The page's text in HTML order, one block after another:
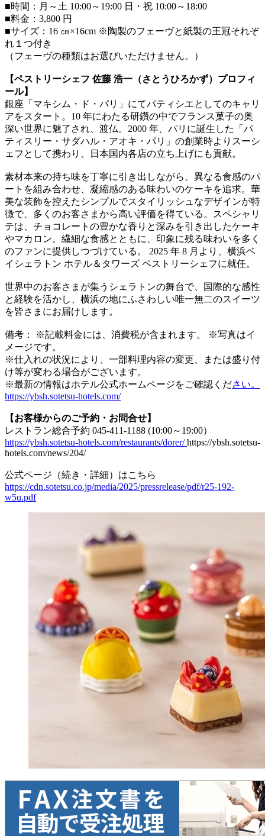
■時間：月～土 10:00～19:00 日・祝 10:00～18:00
■料金：3,800 円
■サイズ：16 ㎝×16cm ※陶製のフェーヴと紙製の王冠それぞ
れ１つ付き
（フェーヴの種類はお選びいただけません。）
【ペストリーシェフ 佐藤 浩一（さとうひろかず）プロフィ
ール】
銀座「マキシム・ド・パリ」にてパティシエとしてのキャリ
アをスタート。10 年にわたる研鑽の中でフランス菓子の奥
深い世界に魅了され、渡仏。2000 年、パリに誕生した「パ
ティスリー・サダハル・アオキ・パリ」の創業時よりスーシ
ェフとして携わり、日本国内各店の立ち上げにも貢献。
素材本来の持ち味を丁寧に引き出しながら、異なる食感のパ
ートを組み合わせ、凝縮感のある味わいのケーキを追求。華
美な装飾を控えたシンプルでスタイリッシュなデザインが特
徴で、多くのお客さまから高い評価を得ている。スペシャリ
テは、チョコレートの豊かな香りと深みを引き出したケーキ
やマカロン。繊細な食感とともに、印象に残る味わいを多く
のファンに提供しつづけている。 2025 年 8 月より、横浜ベ
イシェラトン ホテル＆タワーズ ペストリーシェフに就任。
世界中のお客さまが集うシェラトンの舞台で、国際的な感性
と経験を活かし、横浜の地にふさわしい唯一無二のスイーツ
を皆さまにお届けします。
備考： ※記載料金には、消費税が含まれます。 ※写真はイ
メージです。
※仕入れの状況により、一部料理内容の変更、または盛り付
け等が変わる場合がございます。
※最新の情報はホテル公式ホームページをご確認ください。
https://ybsh.sotetsu-hotels.com/
【お客様からのご予約・お問合せ】
レストラン総合予約 045-411-1188 (10:00～19:00）
https://ybsh.sotetsu-hotels.com/restaurants/dorer/https://ybsh.sotetsu-
hotels.com/news/204/
公式ページ（続き・詳細）はこちら
https://cdn.sotetsu.co.jp/media/2025/pressrelease/pdf/r25-192-
w5u.pdf